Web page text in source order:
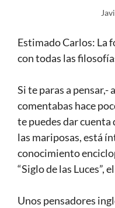
Estimado Carlos: La
con todas las
Si te paras a pensar,-
comentabas hace
te puedes dar cuenta
las mariposas, está
conocimiento
“Siglo de las Luces”,
Unos pensadores